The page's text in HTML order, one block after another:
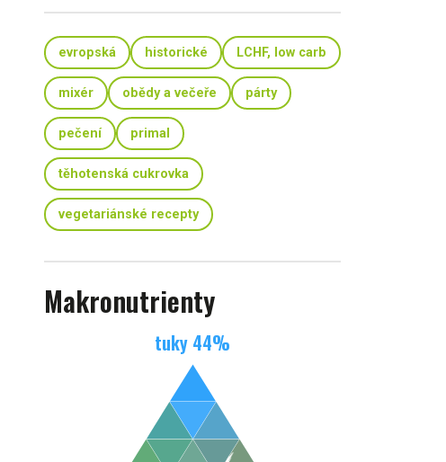
evropská historické LCHF, low carb
mixér obědy a večeře párty
pečení primal
těhotenská cukrovka
vegetariánské recepty
Makronutrienty
tuky 44%